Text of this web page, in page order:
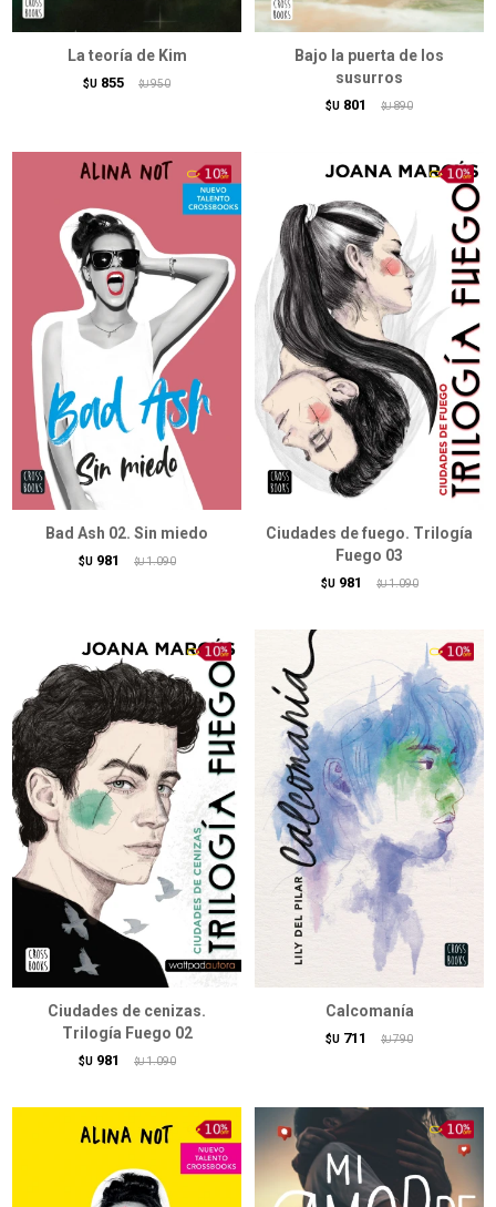
La teoría de Kim
$U 855 $U 950
Bajo la puerta de los
susurros
$U 801 $U 890
Bad Ash 02. Sin miedo
$U 981 $U 1.090
Ciudades de fuego. Trilogía
Fuego 03
$U 981 $U 1.090
Ciudades de cenizas.
Trilogía Fuego 02
$U 981 $U 1.090
Calcomanía
$U 711 $U 790